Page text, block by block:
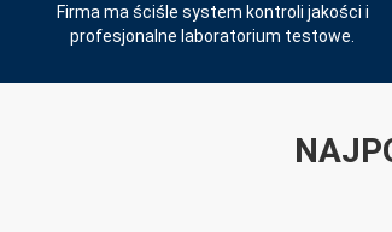
Firma ma ściśle system kontroli jakości i
profesjonalne laboratorium testowe.